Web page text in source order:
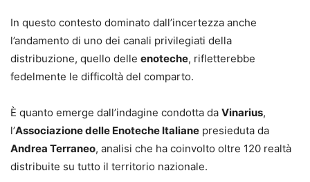
In questo contesto dominato dall’incertezza anche
l’andamento di uno dei canali privilegiati della
distribuzione, quello delle enoteche, rifletterebbe
fedelmente le difficoltà del comparto.
È quanto emerge dall’indagine condotta da Vinarius,
l’Associazione delle Enoteche Italiane presieduta da
Andrea Terraneo, analisi che ha coinvolto oltre 120 realtà
distribuite su tutto il territorio nazionale.